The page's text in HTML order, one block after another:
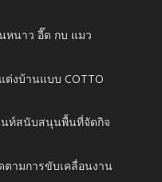
หนาว อี๊ด​ กบ แมว
งบ้านแบบ COTTO
นท์สนับสนุนพื้นที่จัดกิจ
ามการขับเคลื่อนงาน